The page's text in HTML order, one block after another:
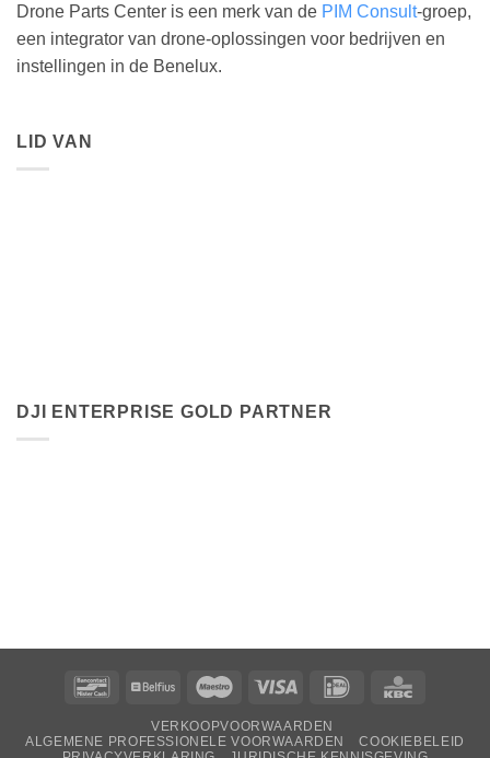
Drone Parts Center is een merk van de PIM Consult-groep,
een integrator van drone-oplossingen voor bedrijven en
instellingen in de Benelux.
LID VAN
DJI ENTERPRISE GOLD PARTNER
BancontactBelfius Maestro Ideaal
VERKOOPVOORWAARDEN
ALGEMENE PROFESSIONELE VOORWAARDEN
COOKIEBELEID